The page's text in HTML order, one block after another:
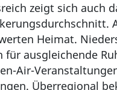
zeigt sich auch
Heimat.
ausgleichende
Air-
Überregional